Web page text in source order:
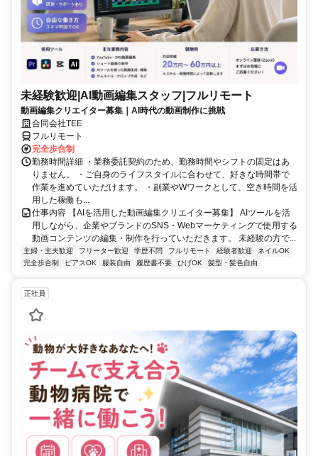
未経験歓迎|AI動画編集スタッフ|フルリモート
動画編集クリエイター募集｜AI時代の動画制作に挑戦
合同会社TEE
フルリモート
完全歩合制
勤務時間詳細 ・業務委託契約のため、勤務時間やシフトの固定はあ
りません。 ・ご自身のライフスタイルに合わせて、好きな時間帯で
作業を進めていただけます。 ・副業やWワークとして、空き時間を活
用した稼働も...
仕事内容 【AIを活用した動画編集クリエイター募集】 AIツールを活
用しながら、企業やブランドのSNS・Webマーケティングで使用する
動画コンテンツの編集・制作を行っていただきます。 未経験の方で...
主婦・主夫歓迎 フリーター歓迎 学歴不問 フルリモート 経験者歓迎
ネイルOK
完全歩合制
ピアスOK 服装自由 履歴書不要 ひげOK 髪型・髪色自由
正社員